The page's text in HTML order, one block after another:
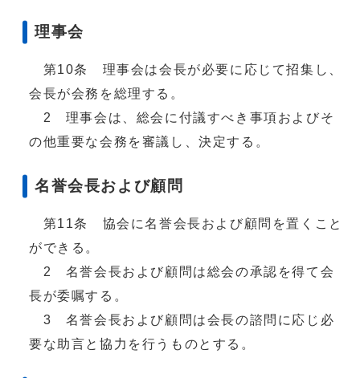
理事会
第10条 理事会は会長が必要に応じて招集し、
会長が会務を総理する。
2 理事会は、総会に付議すべき事項およびそ
の他重要な会務を審議し、決定する。
名誉会長および顧問
第11条 協会に名誉会長および顧問を置くこと
ができる。
2 名誉会長および顧問は総会の承認を得て会
長が委嘱する。
3 名誉会長および顧問は会長の諮問に応じ必
要な助言と協力を行うものとする。